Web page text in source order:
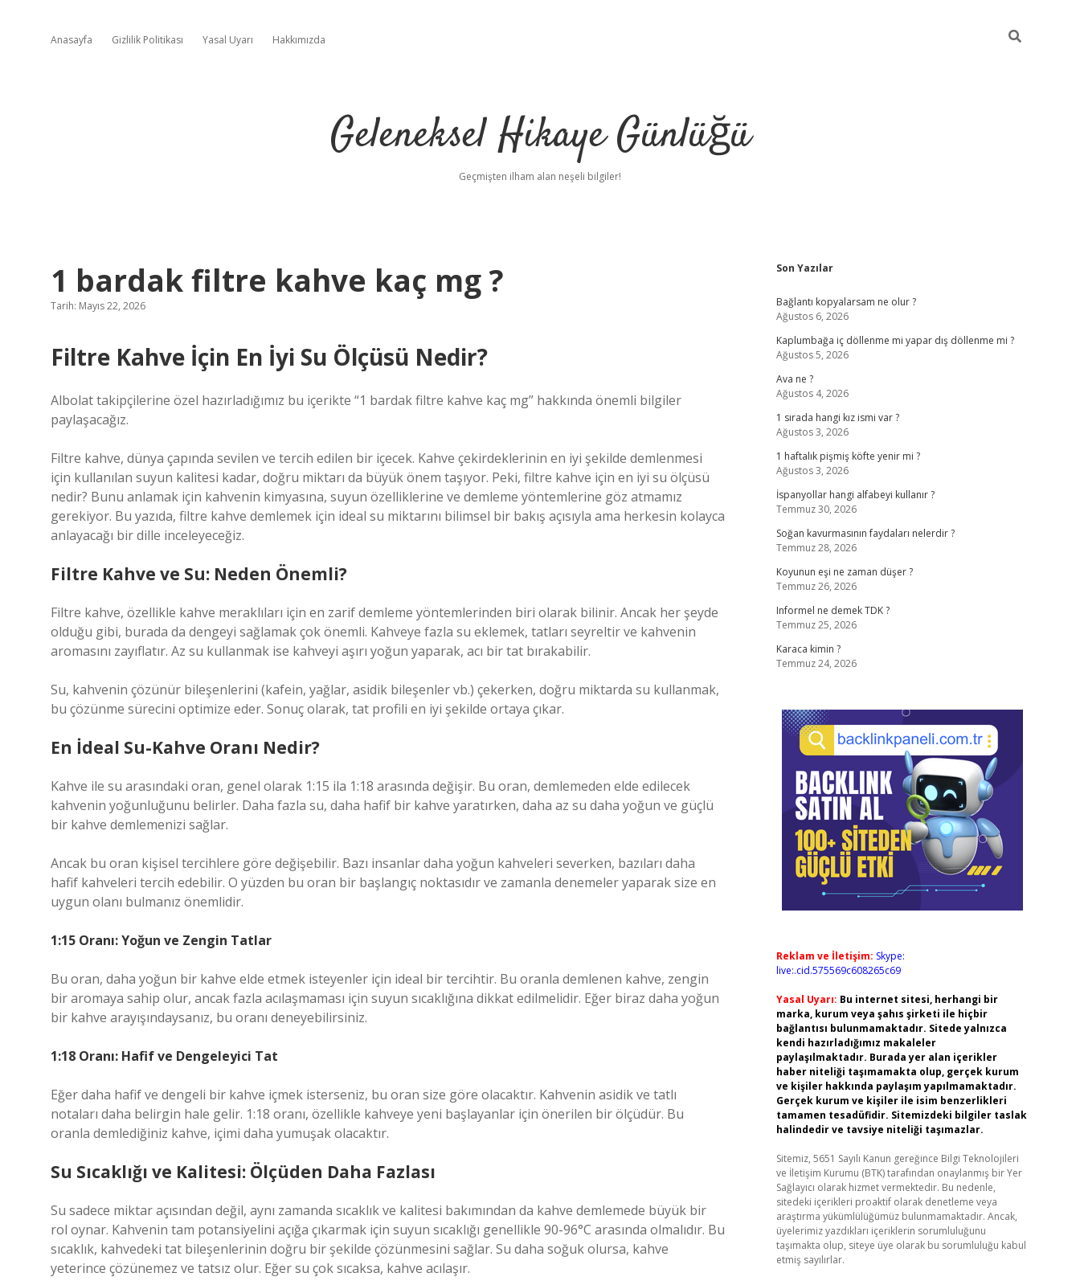
Anasayfa Gizlilik Politikası Yasal Uyarı Hakkımızda
Geleneksel Hikaye Günlüğü
Geçmişten ilham alan neşeli bilgiler!
1 bardak filtre kahve kaç mg ?
Tarih: Mayıs 22, 2026
Filtre Kahve İçin En İyi Su Ölçüsü Nedir?
Albolat takipçilerine özel hazırladığımız bu içerikte “1 bardak filtre kahve kaç mg” hakkında önemli bilgiler
paylaşacağız.
Filtre kahve, dünya çapında sevilen ve tercih edilen bir içecek. Kahve çekirdeklerinin en iyi şekilde demlenmesi
için kullanılan suyun kalitesi kadar, doğru miktarı da büyük önem taşıyor. Peki, filtre kahve için en iyi su ölçüsü
nedir? Bunu anlamak için kahvenin kimyasına, suyun özelliklerine ve demleme yöntemlerine göz atmamız
gerekiyor. Bu yazıda, filtre kahve demlemek için ideal su miktarını bilimsel bir bakış açısıyla ama herkesin kolayca
anlayacağı bir dille inceleyeceğiz.
Filtre Kahve ve Su: Neden Önemli?
Filtre kahve, özellikle kahve meraklıları için en zarif demleme yöntemlerinden biri olarak bilinir. Ancak her şeyde
olduğu gibi, burada da dengeyi sağlamak çok önemli. Kahveye fazla su eklemek, tatları seyreltir ve kahvenin
aromasını zayıflatır. Az su kullanmak ise kahveyi aşırı yoğun yaparak, acı bir tat bırakabilir.
Su, kahvenin çözünür bileşenlerini (kafein, yağlar, asidik bileşenler vb.) çekerken, doğru miktarda su kullanmak,
bu çözünme sürecini optimize eder. Sonuç olarak, tat profili en iyi şekilde ortaya çıkar.
En İdeal Su-Kahve Oranı Nedir?
Kahve ile su arasındaki oran, genel olarak 1:15 ila 1:18 arasında değişir. Bu oran, demlemeden elde edilecek
kahvenin yoğunluğunu belirler. Daha fazla su, daha hafif bir kahve yaratırken, daha az su daha yoğun ve güçlü
bir kahve demlemenizi sağlar.
Ancak bu oran kişisel tercihlere göre değişebilir. Bazı insanlar daha yoğun kahveleri severken, bazıları daha
hafif kahveleri tercih edebilir. O yüzden bu oran bir başlangıç noktasıdır ve zamanla denemeler yaparak size en
uygun olanı bulmanız önemlidir.
1:15 Oranı: Yoğun ve Zengin Tatlar
Bu oran, daha yoğun bir kahve elde etmek isteyenler için ideal bir tercihtir. Bu oranla demlenen kahve, zengin
bir aromaya sahip olur, ancak fazla acılaşmaması için suyun sıcaklığına dikkat edilmelidir. Eğer biraz daha yoğun
bir kahve arayışındaysanız, bu oranı deneyebilirsiniz.
1:18 Oranı: Hafif ve Dengeleyici Tat
Eğer daha hafif ve dengeli bir kahve içmek isterseniz, bu oran size göre olacaktır. Kahvenin asidik ve tatlı
notaları daha belirgin hale gelir. 1:18 oranı, özellikle kahveye yeni başlayanlar için önerilen bir ölçüdür. Bu
oranla demlediğiniz kahve, içimi daha yumuşak olacaktır.
Su Sıcaklığı ve Kalitesi: Ölçüden Daha Fazlası
Su sadece miktar açısından değil, aynı zamanda sıcaklık ve kalitesi bakımından da kahve demlemede büyük bir
rol oynar. Kahvenin tam potansiyelini açığa çıkarmak için suyun sıcaklığı genellikle 90-96°C arasında olmalıdır. Bu
sıcaklık, kahvedeki tat bileşenlerinin doğru bir şekilde çözünmesini sağlar. Su daha soğuk olursa, kahve
yeterince çözünemez ve tatsız olur. Eğer su çok sıcaksa, kahve acılaşır.
Sidebar
Son Yazılar
Bağlantı kopyalarsam ne olur ?
Ağustos 6, 2026
Kaplumbağa iç döllenme mi yapar dış döllenme mi ?
Ağustos 5, 2026
Ava ne ?
Ağustos 4, 2026
1 sırada hangi kız ismi var ?
Ağustos 3, 2026
1 haftalık pişmiş köfte yenir mi ?
Ağustos 3, 2026
İspanyollar hangi alfabeyi kullanır ?
Temmuz 30, 2026
Soğan kavurmasının faydaları nelerdir ?
Temmuz 28, 2026
Koyunun eşi ne zaman düşer ?
Temmuz 26, 2026
Informel ne demek TDK ?
Temmuz 25, 2026
Karaca kimin ?
Temmuz 24, 2026
Reklam ve İletişim: Skype:
live:.cid.575569c608265c69
Yasal Uyarı: Bu internet sitesi, herhangi bir
marka, kurum veya şahıs şirketi ile hiçbir
bağlantısı bulunmamaktadır. Sitede yalnızca
kendi hazırladığımız makaleler
paylaşılmaktadır. Burada yer alan içerikler
haber niteliği taşımamakta olup, gerçek kurum
ve kişiler hakkında paylaşım yapılmamaktadır.
Gerçek kurum ve kişiler ile isim benzerlikleri
tamamen tesadüfidir. Sitemizdeki bilgiler taslak
halindedir ve tavsiye niteliği taşımazlar.
Sitemiz, 5651 Sayılı Kanun gereğince Bilgi Teknolojileri
ve İletişim Kurumu (BTK) tarafından onaylanmış bir Yer
Sağlayıcı olarak hizmet vermektedir. Bu nedenle,
sitedeki içerikleri proaktif olarak denetleme veya
araştırma yükümlülüğümüz bulunmamaktadır. Ancak,
üyelerimiz yazdıkları içeriklerin sorumluluğunu
taşımakta olup, siteye üye olarak bu sorumluluğu kabul
etmiş sayılırlar.